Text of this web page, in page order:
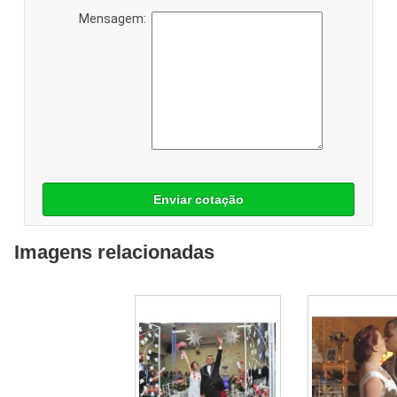
Mensagem:
Enviar cotação
Imagens relacionadas